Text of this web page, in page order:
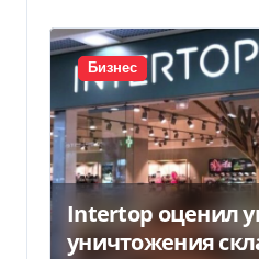
Бизнес
Intertop оценил
уничтожения